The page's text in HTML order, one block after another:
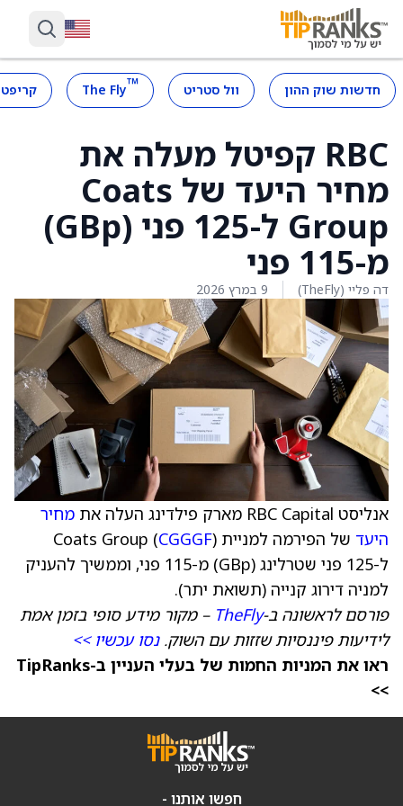
חדשות שוק ההון וול סטריט ™
The Fly
RBC קפיטל מעלה את
מחיר היעד של Coats
Group ל-125 פני (GBp)
מ-115 פני
דה פליי (TheFly) 9 במרץ 2026
אנליסט RBC Capital מארק פילדינג העלה את
מחיר
היעד של הפירמה למניית Coats Group ( CGGGF)
ל-125 פני שטרלינג (GBp) מ-115 פני, וממשיך להעניק
למניה דירוג קנייה (תשואת יתר).
פורסם לראשונה ב-TheFly – מקור מידע סופי בזמן אמת
לידיעות פיננסיות שזזות עם השוק.נסו עכשיו >>
ראו את המניות החמות של בעלי העניין ב-TipRanks
>>
חפשו אותנו -